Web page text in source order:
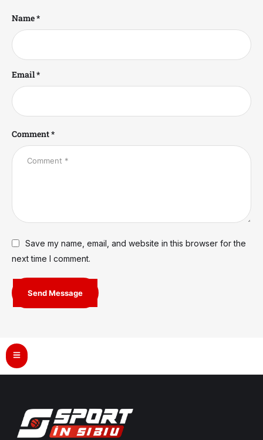
Comment *
Name *
Email *
Save my name, email, and website in this browser for the
next time I comment.
Send Message